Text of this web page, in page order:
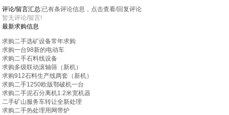
评论/留言汇总:已有条评论信息，点击查看/回复评论
暂无评论/留言!
最新求购信息
求购二手选矿设备常年求购
求购一台98新的电动车
求购二手石料线设备
求购多级联动滚轴筛（新机）
求购912石料生产线两套（新机）
求购二手1250欧版鄂破机一台
求购二手泥石分离机1.2米宽机器
二手矿山服务车转让全新处理
求购二手热处理用网带炉